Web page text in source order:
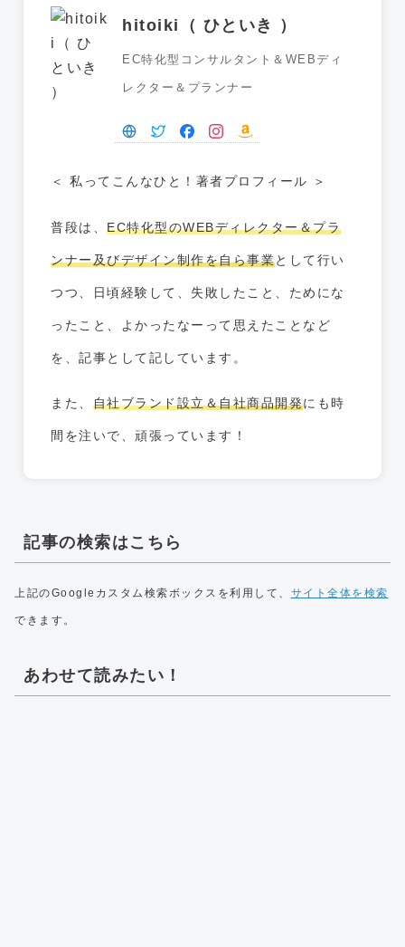
hitoiki（ ひといき ）
EC特化型コンサルタント＆WEBディ
レクター＆プランナー
＜ 私ってこんなひと！著者プロフィール ＞
普段は、 EC特化型のWEBディレクター＆プラ
ンナー及びデザイン制作を自ら事業として行い
つつ、日頃経験して、失敗したこと、ためにな
ったこと、よかったなーって思えたことなど
を、記事として記しています。
また、 自社ブランド設立＆自社商品開発にも時
間を注いで、頑張っています！
記事の検索はこちら
上記のGoogleカスタム検索ボックスを利用して、 サイト全体を検索
できます。
あわせて読みたい！